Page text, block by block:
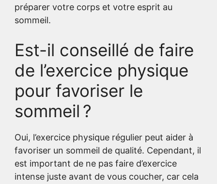
préparer votre corps et votre esprit au
sommeil.
Est-il conseillé de faire
de l’exercice physique
pour favoriser le
sommeil ?
Oui, l’exercice physique régulier peut aider à
favoriser un sommeil de qualité. Cependant, il
est important de ne pas faire d’exercice
intense juste avant de vous coucher, car cela